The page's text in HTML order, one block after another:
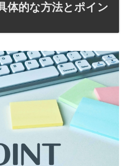
体的な方法とポイン